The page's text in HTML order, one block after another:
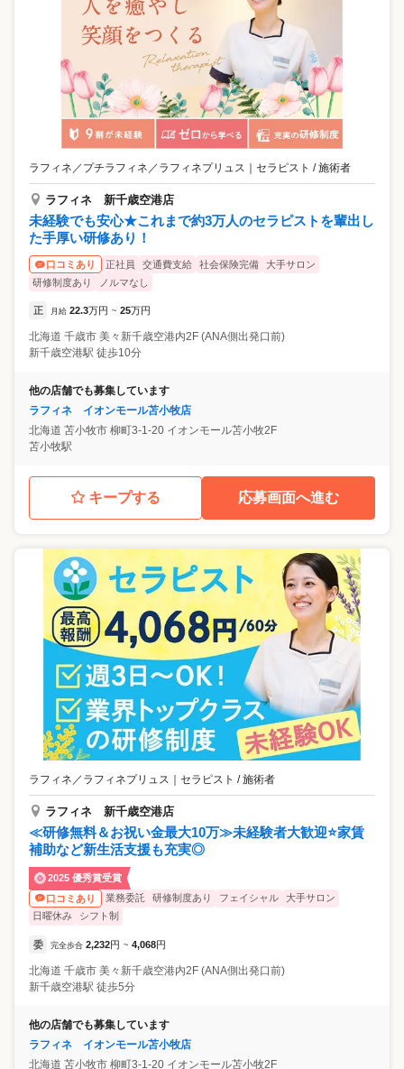
ラフィネ／プチラフィネ／ラフィネプリュス セラピスト / 施術者
ラフィネ 新千歳空港店
未経験でも安心★これまで約3万人のセラピストを輩出し
た手厚い研修あり！
口コミあり 正社員 交通費支給 社会保険完備
大手サロン
研修制度あり
ノルマなし
正 月給 22.3万円 ~ 25万円
北海道 千歳市 美々新千歳空港内2F (ANA側出発口前)
新千歳空港駅 徒歩10分
他の店舗でも募集しています
ラフィネ イオンモール苫小牧店
北海道 苫小牧市 柳町3-1-20 イオンモール苫小牧2F
苫小牧駅
キープする 応募画面へ進む
ラフィネ／ラフィネプリュス ｜ セラピスト / 施術者
ラフィネ 新千歳空港店
≪研修無料＆お祝い金最大10万≫未経験者大歓迎⭐家賃
補助など新生活支援も充実◎
2025 優秀賞受賞
口コミあり
業務委託 研修制度あり フェイシャル
大手サロン
日曜休み
シフト制
委 完全歩合 2,232円 ~ 4,068円
北海道 千歳市 美々新千歳空港内2F (ANA側出発口前)
新千歳空港駅 徒歩5分
他の店舗でも募集しています
ラフィネ イオンモール苫小牧店
北海道 苫小牧市 柳町3-1-20 イオンモール苫小牧2F